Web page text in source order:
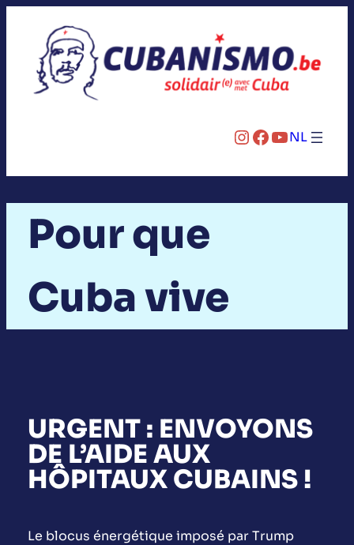
contenu
InstagramFacebook YouTube NL
Pour que
Cuba vive
URGENT : ENVOYONS
DE L’AIDE AUX
HÔPITAUX CUBAINS !
Le blocus énergétique imposé par Trump